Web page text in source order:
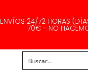
ENVÍOS 24/72 HORAS
70€ - NO